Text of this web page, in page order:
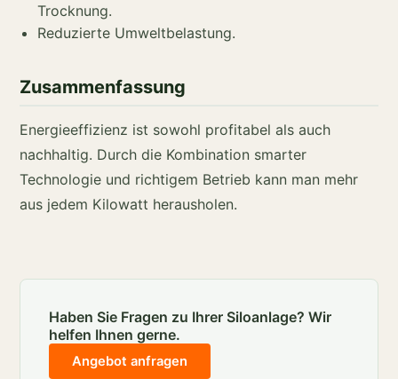
Trocknung.
Reduzierte Umweltbelastung.
Zusammenfassung
Energieeffizienz ist sowohl profitabel als auch
nachhaltig. Durch die Kombination smarter
Technologie und richtigem Betrieb kann man mehr
aus jedem Kilowatt herausholen.
Haben Sie Fragen zu Ihrer Siloanlage? Wir
helfen Ihnen gerne.
Angebot anfragen